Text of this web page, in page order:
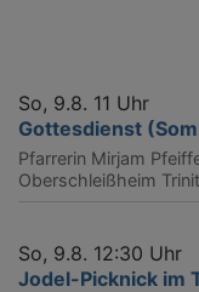
So, 9.8. 11 Uhr
Gottesdienst
Pfarrerin Mirjam
Oberschleißheim
So, 9.8. 12:30 Uhr
Jodel-Picknick im